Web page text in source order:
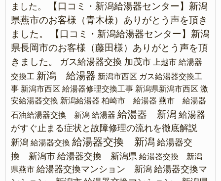
ました。
【口コミ・新潟給湯器センター】新潟
県燕市のお客様（青木様）ありがとう声を頂き
ました。
【口コミ・新潟給湯器センター】新潟
県長岡市のお客様（藤田様）ありがとう声を頂
きました。
ガス給湯器交換 加茂市
上越市 給湯器
交換工 新潟 給湯器 新潟市西区 ガス給湯器交換工
事 新潟市西区 給湯器修理交換工事 新潟県新潟市西区 激
安給湯器交換 新潟給湯器 柏崎市 給湯器 燕市 給湯器
石油給湯器交換 新潟 給湯器 給湯器 新潟 給湯器
がすぐ止まる症状と故障修理の流れを徹底解説
新潟 給湯器交換 給湯器交換 新潟 給湯器交
換 新潟市 給湯器交換 新潟県 給湯器交換 新潟
県燕市 給湯器交換マンション 新潟 給湯器交換マ